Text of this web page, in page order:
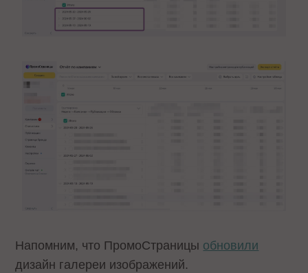
Напомним, что ПромоСтраницы обновили
дизайн галереи изображений.